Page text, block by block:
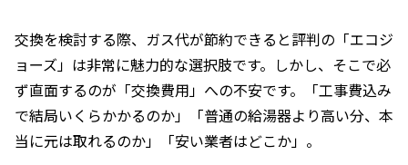
交換を検討する際、ガス代が節約できると評判の「エコジ
ョーズ」は非常に魅力的な選択肢です。しかし、そこで必
ず直面するのが「交換費用」への不安です。「工事費込み
で結局いくらかかるのか」「普通の給湯器より高い分、本
当に元は取れるのか」「安い業者はどこか」。